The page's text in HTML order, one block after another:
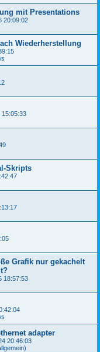
mit Presentations
20:09:02
Wiederherstellung
15:05:33
Skripts
Grafik nur gekachelt
18:57:53
adapter
20:46:03